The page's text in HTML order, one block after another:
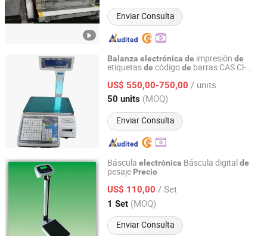
Enviar Consulta
Balanza electrónica de impresión de
etiquetasde códigode barras CAS Cl-
deprecios
US$ 550,00-750,00 / units
50 units (MOQ)
Enviar Consulta
Suzhou Weighi Equipment Co., Ltd.
Jiangsu, China Desde 2025
Báscula electrónica Báscula digitalde
pesaje Precio
US$ 110,00 / Set
1 Set (MOQ)
Enviar Consulta
Qingdao Hiprove Medical Technologies Co., Ltd.
Shandong, China Desde 2016